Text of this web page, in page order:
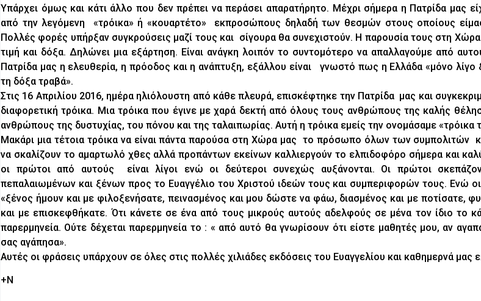
Υπάρχει όμως και κάτι άλλο που δεν πρέπει να περάσει απαρατήρητο. Μέχρι σήμερα η Πατρίδα μας
από την λεγόμενη «τρόικα» ή «κουαρτέτο» εκπροσώπους δηλαδή των θεσμών στους οποίους
Πολλές φορές υπήρξαν συγκρούσεις μαζί τους και σίγουρα θα συνεχιστούν. Η παρουσία τους στη
τιμή και δόξα. Δηλώνει μια εξάρτηση. Είναι ανάγκη λοιπόν το συντομότερο να απαλλαγούμε από
Πατρίδα μας η ελευθερία, η πρόοδος και η ανάπτυξη, εξάλλου είναι γνωστό πως η Ελλάδα «μόνο λίγο
τη δόξα τραβά».
Στις 16 Απριλίου 2016, ημέρα ηλιόλουστη από κάθε πλευρά, επισκέφτηκε την Πατρίδα μας και
διαφορετική τρόικα. Μια τρόικα που έγινε με χαρά δεκτή από όλους τους ανθρώπους της καλής
ανθρώπους της δυστυχίας, του πόνου και της ταλαιπωρίας. Αυτή η τρόικα εμείς την ονομάσαμε «τρόικα
Μακάρι μια τέτοια τρόικα να είναι πάντα παρούσα στη Χώρα μας το πρόσωπο όλων των συμπολιτών
να σκαλίζουν το αμαρτωλό χθες αλλά προπάντων εκείνων καλλιεργούν το ελπιδοφόρο σήμερα και
οι πρώτοι από αυτούς είναι λίγοι ενώ οι δεύτεροι συνεχώς αυξάνονται. Οι πρώτοι
πεπαλαιωμένων και ξένων προς το Ευαγγέλιο του Χριστού ιδεών τους και συμπεριφορών τους. Ενώ
«ξένος ήμουν και με φιλοξενήσατε, πεινασμένος και μου δώστε να φάω, διασμένος και με ποτίσατε,
και με επισκεφθήκατε. Ότι κάνετε σε ένα από τους μικρούς αυτούς αδελφούς σε μένα τον ίδιο το
παρερμηνεία. Ούτε δέχεται παρερμηνεία το : « από αυτό θα γνωρίσουν ότι είστε μαθητές μου, αν
σας αγάπησα».
Αυτές οι φράσεις υπάρχουν σε όλες στις πολλές χιλιάδες εκδόσεις του Ευαγγελίου και καθημερνά μας
+Ν